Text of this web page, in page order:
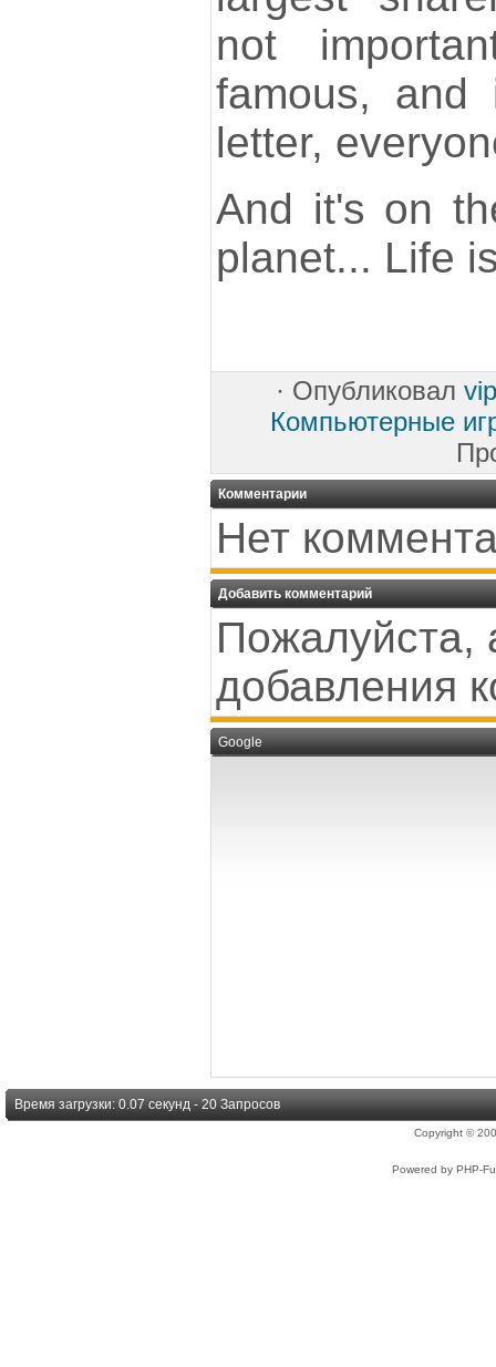
not
famous,
letter,
And it's on
planet... Life
· Опубликовал
Компьютерные
Комментарии
Нет
Добавить комментарий
Пожалуйста,
добавления
Google
Время загрузки: 0.07 секунд - 20 Запросов
Copyright ©
Powered by PHP-